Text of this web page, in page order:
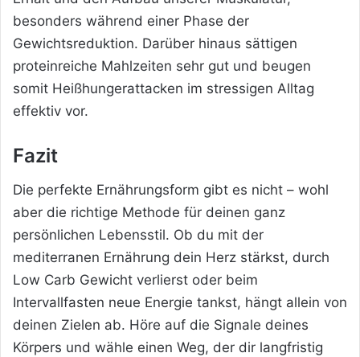
besonders während einer Phase der
Gewichtsreduktion. Darüber hinaus sättigen
proteinreiche Mahlzeiten sehr gut und beugen
somit Heißhungerattacken im stressigen Alltag
effektiv vor.
Fazit
Die perfekte Ernährungsform gibt es nicht – wohl
aber die richtige Methode für deinen ganz
persönlichen Lebensstil. Ob du mit der
mediterranen Ernährung dein Herz stärkst, durch
Low Carb Gewicht verlierst oder beim
Intervallfasten neue Energie tankst, hängt allein von
deinen Zielen ab. Höre auf die Signale deines
Körpers und wähle einen Weg, der dir langfristig